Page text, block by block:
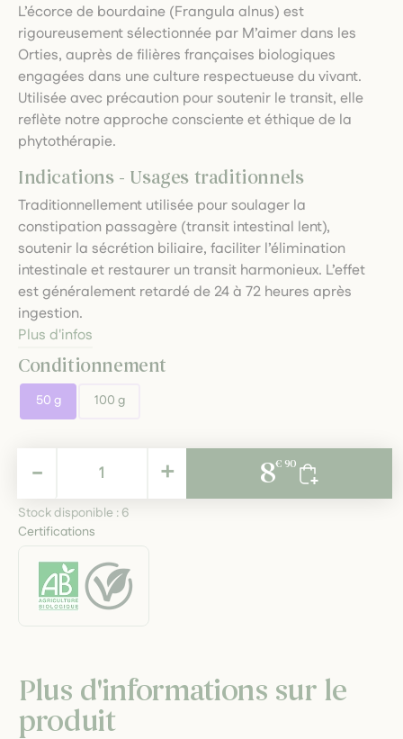
L’écorce de bourdaine (Frangula alnus) est
rigoureusement sélectionnée par M’aimer dans les
Orties, auprès de filières françaises biologiques
engagées dans une culture respectueuse du vivant.
Utilisée avec précaution pour soutenir le transit, elle
reflète notre approche consciente et éthique de la
phytothérapie.
Indications - Usages traditionnels
Traditionnellement utilisée pour soulager la
constipation passagère (transit intestinal lent),
soutenir la sécrétion biliaire, faciliter l’élimination
intestinale et restaurer un transit harmonieux. L’effet
est généralement retardé de 24 à 72 heures après
ingestion.
Plus d'infos
Conditionnement
50 g 100 g
8,90 € +
- 8€ 90
Stock disponible : 6
Certifications
Plus d'informations sur le
produit